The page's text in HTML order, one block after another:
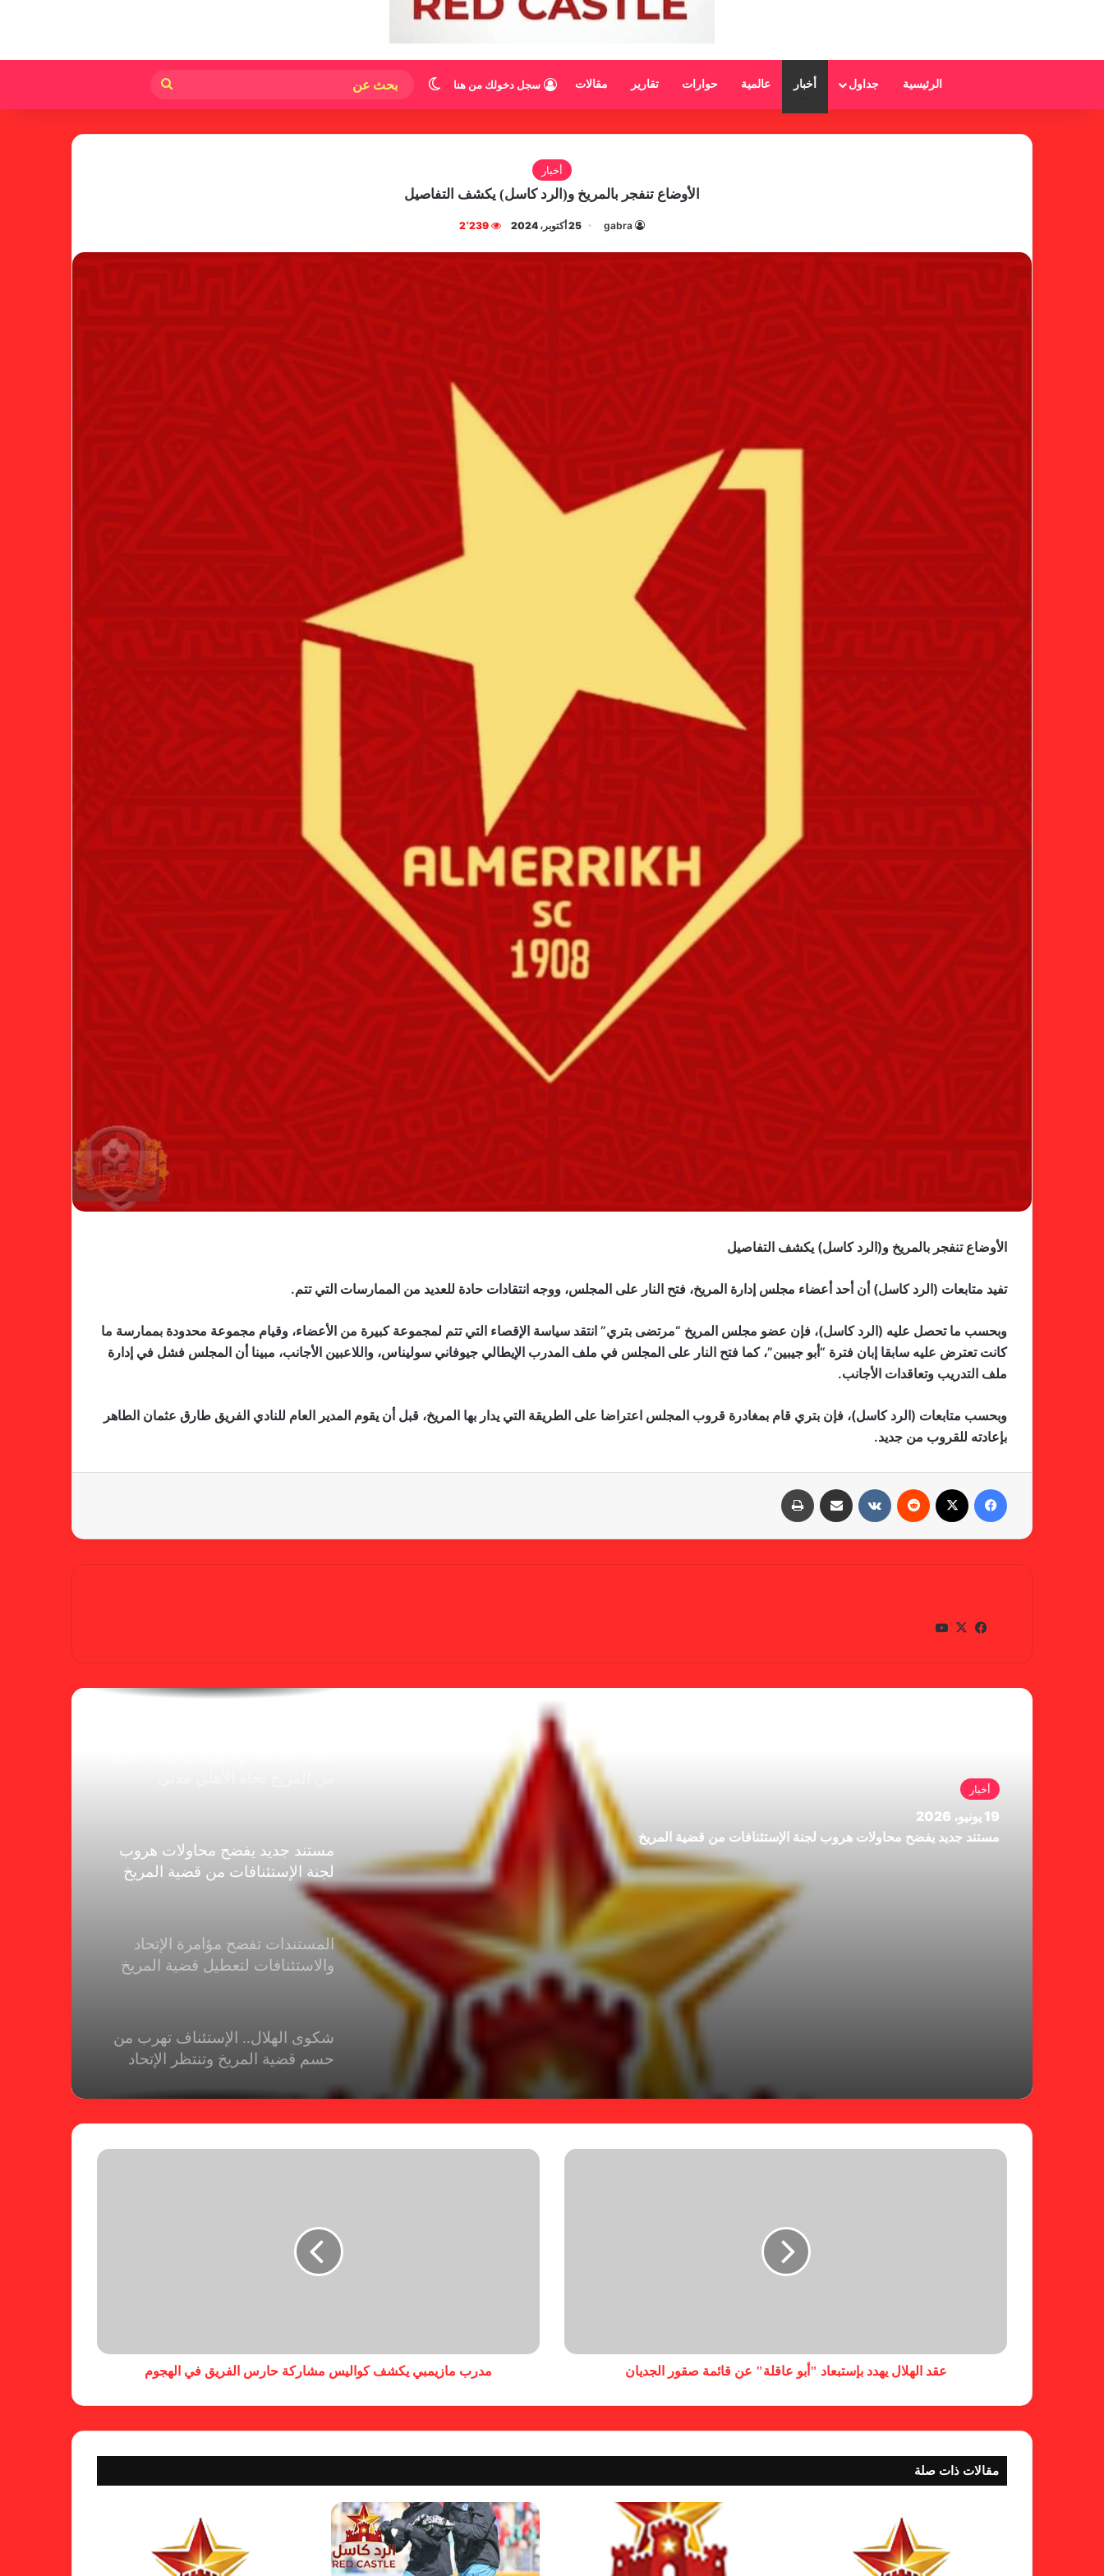
الرئيسية جداول أخبار عالمية حوارات تقارير مقالات سجل دخولك من هنا الوضع المظلم
عن
أخبار
الأوضاع تنفجر بالمريخ و(الرد كاسل) يكشف التفاصيل
gabra 25 أكتوبر، 2024 2٬239
الأوضاع تنفجر بالمريخ و(الرد كاسل) يكشف التفاصيل
تفيد متابعات (الرد كاسل) أن أحد أعضاء مجلس إدارة المريخ، فتح النار على المجلس، ووجه انتقادات حادة للعديد من الممارسات التي تتم.
وبحسب ما تحصل عليه (الرد كاسل)، فإن عضو مجلس المريخ “مرتضى بتري” انتقد سياسة الإقصاء التي تتم لمجموعة كبيرة من الأعضاء، وقيام مجموعة محدودة بممارسة ما
كانت تعترض عليه سابقا إبان فترة “أبو جيبين”، كما فتح النار على المجلس في ملف المدرب الإيطالي جيوفاني سوليناس، واللاعبين الأجانب، مبينا أن المجلس فشل في إدارة
ملف التدريب وتعاقدات الأجانب.
وبحسب متابعات (الرد كاسل)، فإن بتري قام بمغادرة قروب المجلس اعتراضا على الطريقة التي يدار بها المريخ، قبل أن يقوم المدير العام للنادي الفريق طارق عثمان الطاهر
بإعادته للقروب من جديد.
في
وك
X
أخبار
19 يونيو، 2026
مستند جديد يفضح محاولات هروب لجنة الإستئنافات من قضية المريخ
خطوة مريخية جديدة بشأن الشكوى
شكوى الهلال.. خطوة مريخية وغضب
بسبب “الصفر الدولي” .. ريجيكامب
الفنلندي يفضح لجان الإتحاد.. يدعم
شكوى المريخ ويهدد الهلال
مستند جديد يفضح محاولات هروب
لجنة الإستئنافات من قضية المريخ
المستندات تفضح مؤامرة الإتحاد
والاستئنافات لتعطيل قضية المريخ
شكوى الهلال.. الإستئناف تهرب من
حسم قضية المريخ وتنتظر الإتحاد
الهبوط والصعود
خطوة مريخية جديدة بشأن الشكوى
ضد الهلال
على الأمين العام والمسابقات
بسبب “الصفر الدولي” .. ريجيكامب
يهرب من الهلال
عقد الهلال يهدد بإستبعاد "أبو عاقلة" عن قائمة صقور الجديان مدرب مازيمبي يكشف كواليس مشاركة حارس الفريق في الهجوم
مقالات ذات صلة